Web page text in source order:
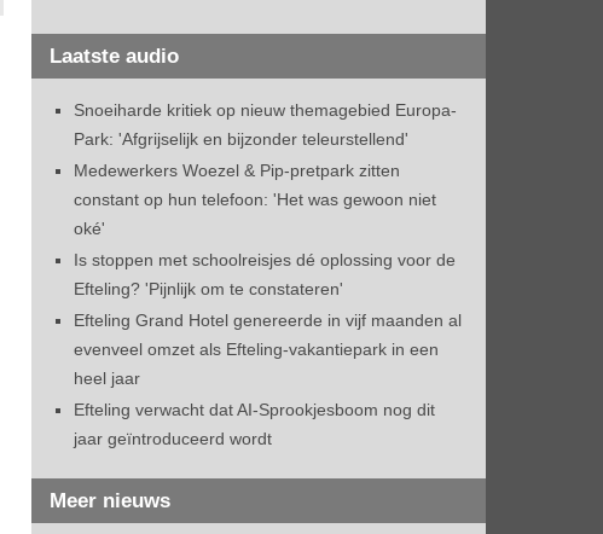
Laatste audio
Snoeiharde kritiek op nieuw themagebied Europa-
Park: 'Afgrijselijk en bijzonder teleurstellend'
Medewerkers Woezel & Pip-pretpark zitten
constant op hun telefoon: 'Het was gewoon niet
oké'
Is stoppen met schoolreisjes dé oplossing voor de
Efteling? 'Pijnlijk om te constateren'
Efteling Grand Hotel genereerde in vijf maanden al
evenveel omzet als Efteling-vakantiepark in een
heel jaar
Efteling verwacht dat AI-Sprookjesboom nog dit
jaar geïntroduceerd wordt
Meer nieuws